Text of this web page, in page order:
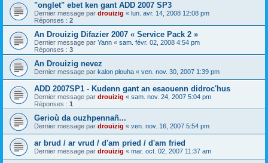
"onglet" ebet ken gant ADD 2007 SP3
Dernier message par drouizig « lun. avr. 14, 2008 12:08 pm
Réponses : 2
An Drouizig Difazier 2007 « Service Pack 2 »
Dernier message par Yann « sam. févr. 02, 2008 4:54 pm
Réponses : 3
An Drouizig nevez
Dernier message par kalon plouha « ven. nov. 30, 2007 1:39 pm
ADD 2007SP1 - Kudenn gant an esaouenn didroc'hus
Dernier message par drouizig « sam. nov. 24, 2007 5:04 pm
Réponses : 1
Gerioù da ouzhpennañ...
Dernier message par drouizig « ven. nov. 16, 2007 5:54 pm
ar brud / ar vrud / d'am pried / d'am fried
Dernier message par drouizig « mar. oct. 02, 2007 11:37 am